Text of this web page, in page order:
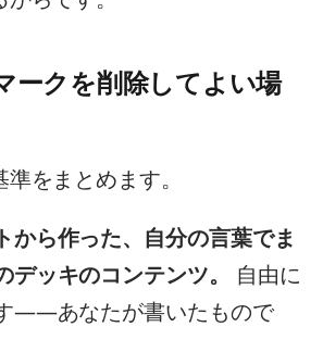
ークを削除してよい場
をまとめます。
から作った、自分の言葉でま
デッキのコンテンツ。
自由に
——あなたが書いたもので